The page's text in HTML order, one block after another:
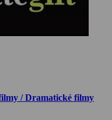
/ Dramatické filmy